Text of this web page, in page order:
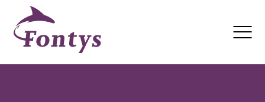
Actualiteiten
Nieuwsbrief